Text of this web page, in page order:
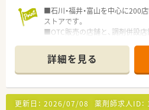
■石川・福井・富山を中心に200
ストアです。
■OTC販売の店舗と、調剤併設
詳細を見る
更新日： 2026/07/08 薬剤師求人ID：